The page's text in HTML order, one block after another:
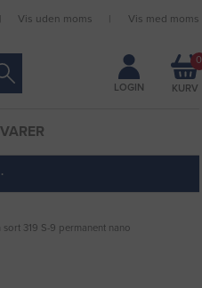
Forbliv logget ind
Vis uden moms Vis med moms
LOGIN
0
319 S-9 permanent nano